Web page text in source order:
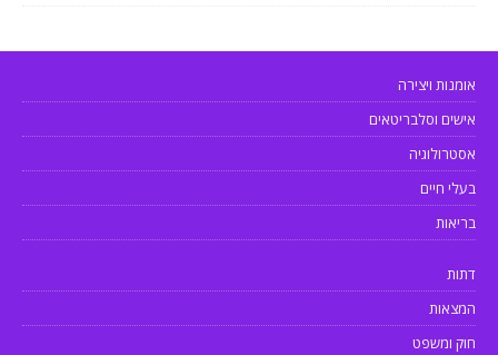
אומנות ויצירה
אישים וסלבריטאים
אסטרולוגיה
בעלי חיים
בריאות
דתות
המצאות
חוק ומשפט